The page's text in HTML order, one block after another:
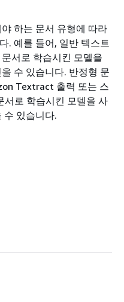
하는 문서 유형에 따라
. 예를 들어, 일반 텍스트
서로 학습시킨 모델을
수 있습니다. 반정형 문
Textract 출력 또는 스
서로 학습시킨 모델을 사
수 있습니다.